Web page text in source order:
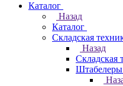
Каталог
Назад
Каталог
Складская
Назад
Складская
Штабелеры